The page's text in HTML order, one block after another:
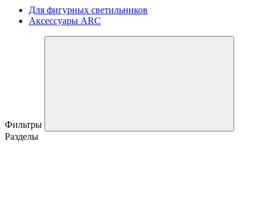
Для фигурных светильников
Аксессуары ARC
Фильтры
Разделы